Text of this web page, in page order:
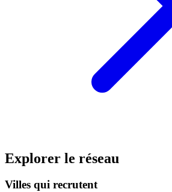
Explorer le réseau
Villes qui recrutent